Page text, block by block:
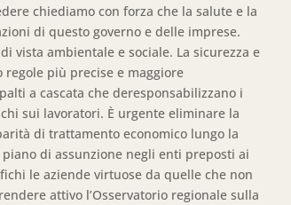
chiediamo con forza che la salute e la
di questo governo e delle imprese.
vista ambientale e sociale. La sicurezza e
regole più precise e maggiore
a cascata che deresponsabilizzano i
sui lavoratori. È urgente eliminare la
di trattamento economico lungo la
di assunzione negli enti preposti ai
le aziende virtuose da quelle che non
attivo l’Osservatorio regionale sulla